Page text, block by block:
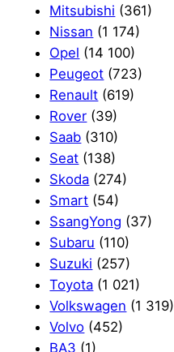
Mitsubishi (361)
Nissan (1 174)
Opel (14 100)
Peugeot (723)
Renault (619)
Rover (39)
Saab (310)
Seat (138)
Skoda (274)
Smart (54)
SsangYong (37)
Subaru (110)
Suzuki (257)
Toyota (1 021)
Volkswagen (1 319)
Volvo (452)
ВАЗ (1)